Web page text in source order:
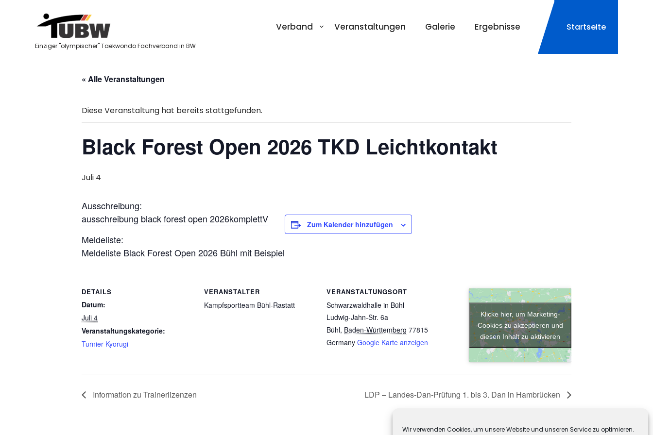
Wir verwenden Cookies, um unsere Website und unseren Service zu optimieren.
Einziger "olympischer" Taekwondo Fachverband in BW
Startseite
Verband Veranstaltungen Galerie Ergebnisse
« Alle Veranstaltungen
Diese Veranstaltung hat bereits stattgefunden.
Black Forest Open 2026 TKD Leichtkontakt
Juli 4
Ausschreibung:
ausschreibung black forest open 2026komplettV
Meldeliste:
Meldeliste Black Forest Open 2026 Bühl mit Beispiel
Zum Kalender hinzufügen
DETAILS
Datum:
Juli 4
Veranstaltungskategorie:
Turnier Kyorugi
VERANSTALTER
Kampfsportteam Bühl-Rastatt
VERANSTALTUNGSORT
Schwarzwaldhalle in Bühl
Ludwig-Jahn-Str. 6a
Bühl, Baden-Württemberg 77815
Germany Google Karte anzeigen
Klicke hier, um Marketing-
Cookies zu akzeptieren und
diesen Inhalt zu aktivieren
Information zu Trainerlizenzen LDP – Landes-Dan-Prüfung 1. bis 3. Dan in Hambrücken